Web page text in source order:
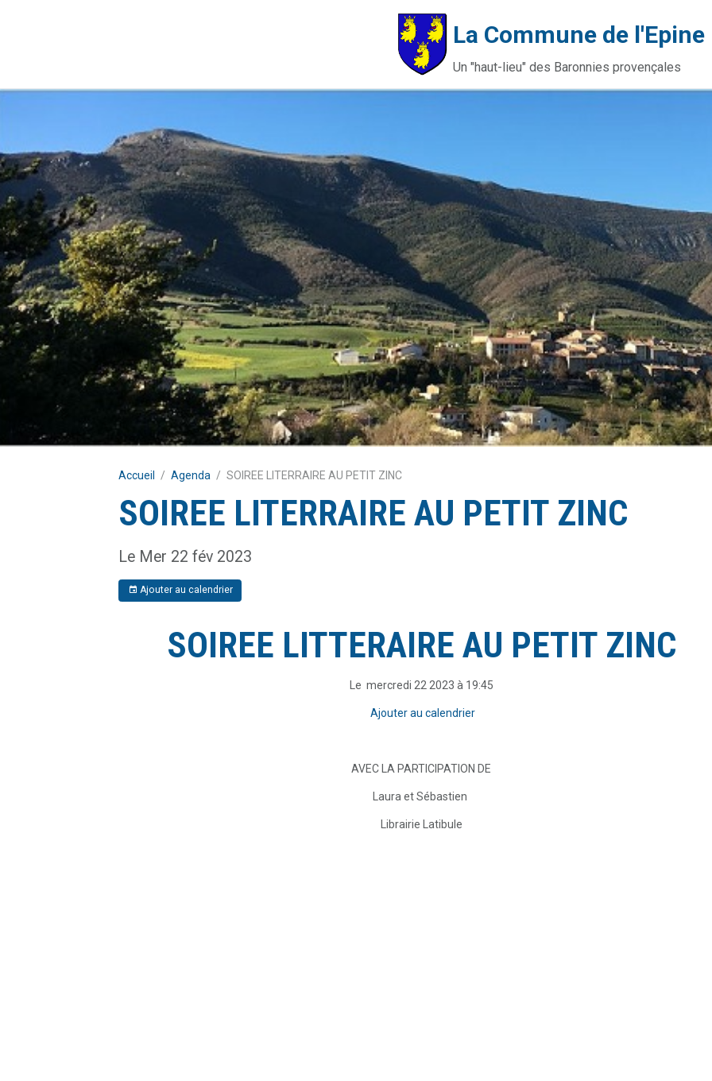
La Commune de l'Epine
Un "haut-lieu" des Baronnies provençales
Accueil Agenda SOIREE LITERRAIRE AU PETIT ZINC
SOIREE LITERRAIRE AU PETIT ZINC
Le Mer 22 fév 2023
Ajouter au calendrier
SOIREE LITTERAIRE AU PETIT ZINC
Le mercredi 22 2023 à 19:45
Ajouter au calendrier
AVEC LA PARTICIPATION DE
Laura et Sébastien
Librairie Latibule